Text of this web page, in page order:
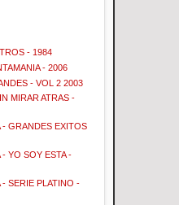
- 1984
- 2006
- VOL 2 2003
MIRAR ATRAS -
- GRANDES EXITOS
- YO SOY ESTA -
- SERIE PLATINO -